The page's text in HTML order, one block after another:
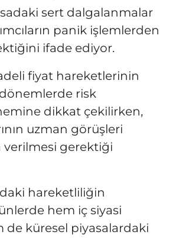
sert dalgalanmalar
panik işlemlerden
ifade ediyor.
fiyat hareketlerinin
risk
dikkat çekilirken,
uzman görüşleri
gerektiği
hareketliliğin
hem iç siyasi
de küresel piyasalardaki